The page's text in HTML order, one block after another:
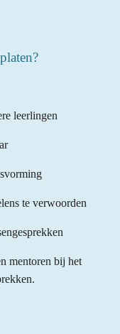
leerlingen
te verwoorden
mentoren bij het